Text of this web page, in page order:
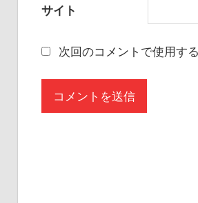
サイト
次回のコメントで使用す